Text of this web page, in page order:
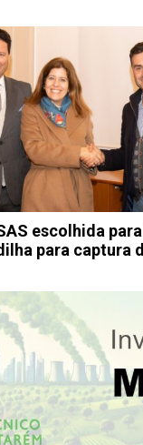
escolhida
para captura